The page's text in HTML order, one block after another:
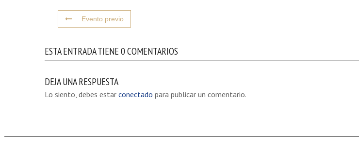
Evento previo
ESTA ENTRADA TIENE 0 COMENTARIOS
DEJA UNA RESPUESTA
Lo siento, debes estar conectado para publicar un comentario.